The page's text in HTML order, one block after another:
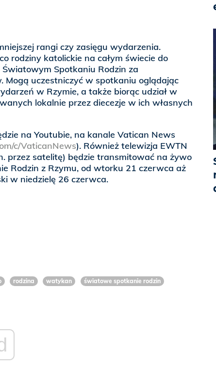
rangi czy zasięgu wydarzenia.
rodziny katolickie na całym świecie do
Spotkaniu Rodzin za
Mogą uczestniczyć w spotkaniu oglądając
w Rzymie, a także biorąc udział w
lokalnie przez diecezje w ich własnych
na Youtubie, na kanale Vatican News
c/VaticanNews). Również telewizja EWTN
przez satelitę) będzie transmitować na żywo
Rodzin z Rzymu, od wtorku 21 czerwca aż
w niedzielę 26 czerwca.
rodzina watykan światowe spotkanie rodzin